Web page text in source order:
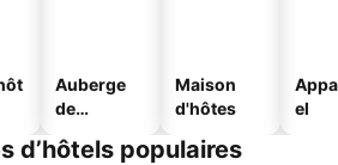
Auberge
de
Maison
d'hôtes
el
d’hôtels populaires